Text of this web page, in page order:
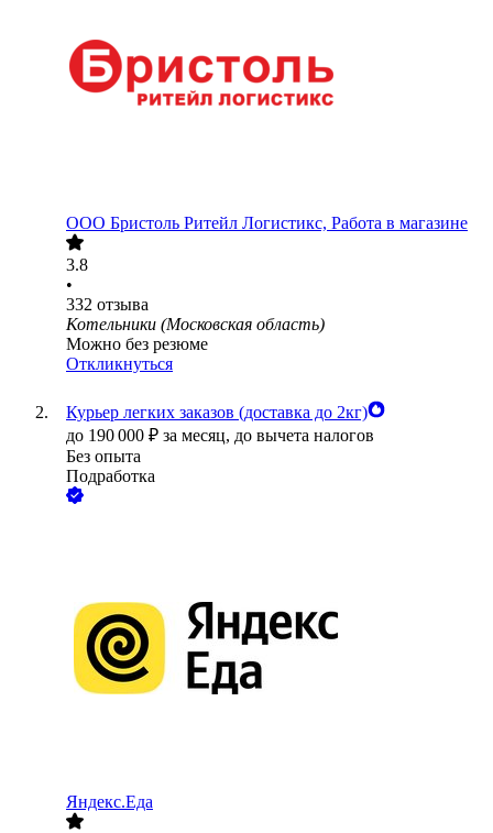
ООО Бристоль Ритейл Логистикс, Работа в магазине
3.8
•
332 отзыва
Котельники (Московская область)
Можно без резюме
Откликнуться
Курьер легких заказов (доставка до 2кг)
до 190 000 ₽ за месяц, до вычета налогов
Без опыта
Подработка
Яндекс.Еда